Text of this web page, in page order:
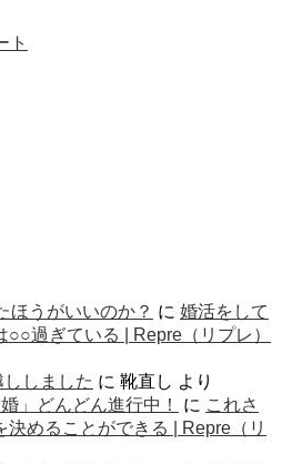
ト
ほうがいいのか？ に 婚活をして
過ぎている | Repre（リプレ）
しました に 靴直し より
」どんどん進行中！
に これさ
決めることができる | Repre（リ